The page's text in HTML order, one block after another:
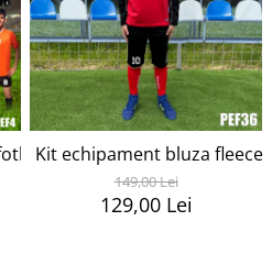
copii si adulti PEF4
149,00 Lei
129,00 Lei